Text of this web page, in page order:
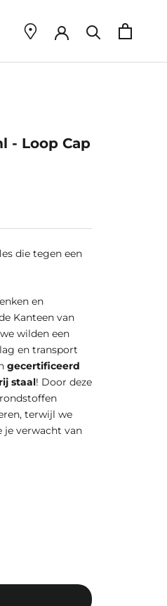
- Loop Cap
die tegen een
en
Kanteen van
wilden een
en transport
gecertificeerd
staal! Door deze
terwijl we
je verwacht van